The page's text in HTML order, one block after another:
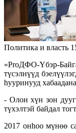
Политика и власть
«ProДФО-Yбэр-
түсэлнүүд
hууринууд
- Олон хүн зон
түхэлтэй байдал
2017 онhоо мүнөө